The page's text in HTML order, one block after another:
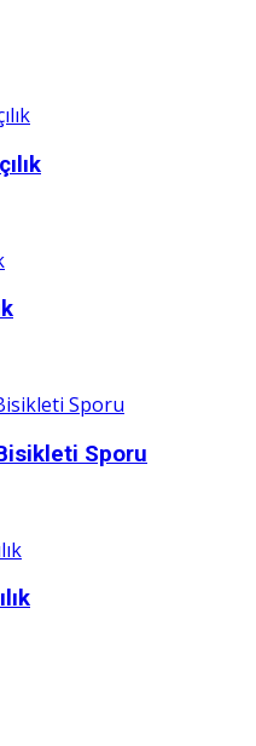
Sporu